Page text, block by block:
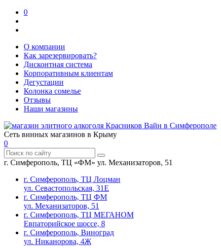
0
О компании
Как зарезервировать?
Дисконтная система
Корпоративным клиентам
Дегустации
Колонка сомелье
Отзывы
Наши магазины
Сеть винных магазинов в Крыму
0
г. Симферополь, ТЦ «ФМ» ул. Механизаторов, 51
г. Симферополь, ТЦ Лоцман
ул. Севастопольская, 31Е
г. Симферополь, ТЦ ФМ
ул. Механизаторов, 51
г. Симферополь, ТЦ МЕГАНОМ
Евпаторийское шоссе, 8
г. Симферополь, Виноград
ул. Никанорова, 4Ж